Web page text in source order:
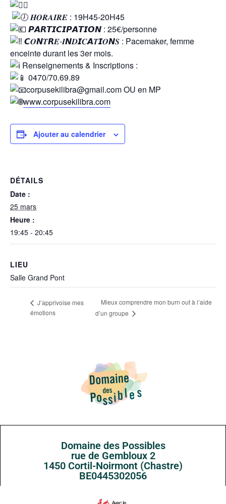
𝑯𝑶𝑹𝑨𝑰𝑹𝑬 : 19H45-20H45
𝙋𝘼𝙍𝙏𝙄𝘾𝙄𝙋𝘼𝙏𝙄𝙊𝙉 : 25€/personne
𝘾𝑶𝙉𝑻𝙍𝑬-𝑰𝙉𝑫𝙄𝑪𝘼𝑻𝙄𝑶𝙉𝑺 : Pacemaker, femme
enceinte durant les 3er mois.
Renseignements & Inscriptions :
0470/70.69.89
corpusekilibra@gmail.com OU en MP
www.corpusekilibra.com
Ajouter au calendrier
DÉTAILS
Date :
25 mars
Heure :
19:45 - 20:45
LIEU
Salle Grand Pont
J’apprivoise mes
émotions
Mieux comprendre mon burn out à l’aide
d’un groupe
Domaine des Possibles
rue de Gembloux 2
1450 Cortil-Noirmont (Chastre)
BE0445302056